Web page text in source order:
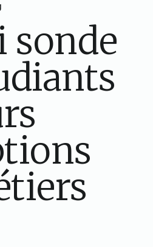
sonde